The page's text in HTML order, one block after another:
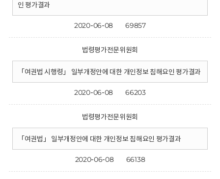
인 평가결과
2020-06-08 69857
법령평가전문위원회
「여권법 시행령」 일부개정안에 대한 개인정보 침해요인 평가결과
2020-06-08 66203
법령평가전문위원회
「여권법」 일부개정안에 대한 개인정보 침해요인 평가결과
2020-06-08 66138